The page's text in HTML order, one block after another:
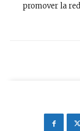
No
receive
promover la